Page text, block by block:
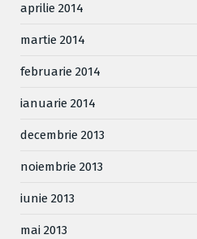
aprilie 2014
martie 2014
februarie 2014
ianuarie 2014
decembrie 2013
noiembrie 2013
iunie 2013
mai 2013